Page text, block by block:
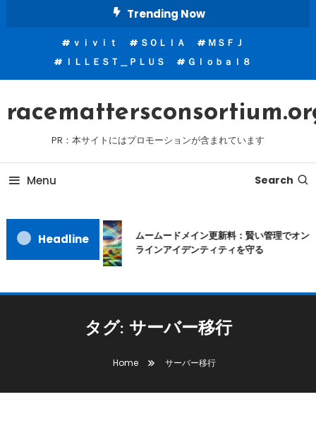
Trending Now
ｖｉｖｉｔ ＳＯＬＩＡ
ＭＳＦＪ
ＩＬＬＥＳＴ＿ＰＬＵＳ
Ｇｌｏｂａｌ８
PR：本サイトにはプロモーションが含まれています
Menu Search
Headline
ムームードメイン更新料：賢い管理でオン
ラインアイデンティティを守る
タグ: サーバー移行
Home サーバー移行